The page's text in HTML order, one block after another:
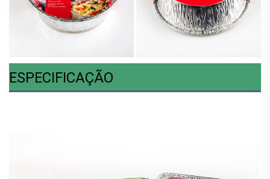
ESPECIFICAÇÃO